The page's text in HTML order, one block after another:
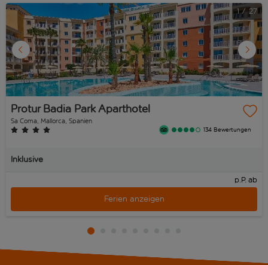
1 / 27
Protur Badia Park Aparthotel
Sa Coma, Mallorca, Spanien
134 Bewertungen
Inklusive
p.P. ab
Ferien anzeigen